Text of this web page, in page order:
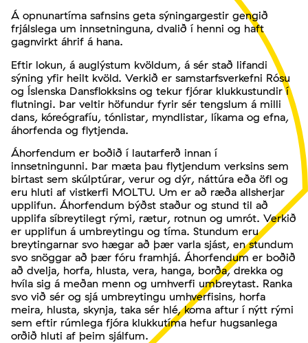
Á opnunartíma safnsins geta sýningargestir gengið
frjálslega um innsetninguna, dvalið í henni og haft
gagnvirkt áhrif á hana.
Eftir lokun, á auglýstum kvöldum, á sér stað lifandi
sýning yfir heilt kvöld. Verkið er samstarfsverkefni Rósu
og Íslenska Dansflokksins og tekur fjórar klukkustundir í
flutningi. Þar veltir höfundur fyrir sér tengslum á milli
dans, kóreógrafíu, tónlistar, myndlistar, líkama og efna,
áhorfenda og flytjenda.
Áhorfendum er boðið í lautarferð innan í
innsetningunni. Þar mæta þau flytjendum verksins sem
birtast sem skúlptúrar, verur og dýr, náttúra eða öfl og
eru hluti af vistkerfi MOLTU. Um er að ræða allsherjar
upplifun. Áhorfendum býðst staður og stund til að
upplifa síbreytilegt rými, rætur, rotnun og umrót. Verkið
er upplifun á umbreytingu og tíma. Stundum eru
breytingarnar svo hægar að þær varla sjást, en stundum
svo snöggar að þær fóru framhjá. Áhorfendum er boðið
að dvelja, horfa, hlusta, vera, hanga, borða, drekka og
hvíla sig á meðan menn og umhverfi umbreytast. Ranka
svo við sér og sjá umbreytingu umhverfisins, horfa
meira, hlusta, skynja, taka sér hlé, koma aftur í nýtt rými
sem eftir rúmlega fjóra klukkutíma hefur hugsanlega
orðið hluti af þeim sjálfum.